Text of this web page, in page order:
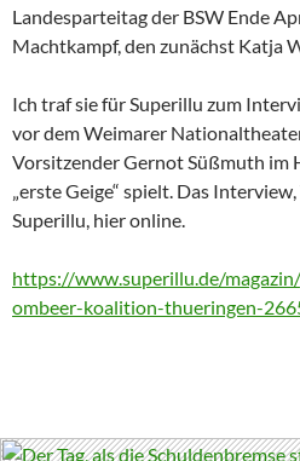
Landesparteitag der BSW Ende
Machtkampf, den zunächst Katja
Ich traf sie für Superillu zum
vor dem Weimarer
Vorsitzender Gernot Süßmuth im
„erste Geige“ spielt. Das
Superillu, hier online.
https://www.superillu.de/
ombeer-koalition-thueringen-